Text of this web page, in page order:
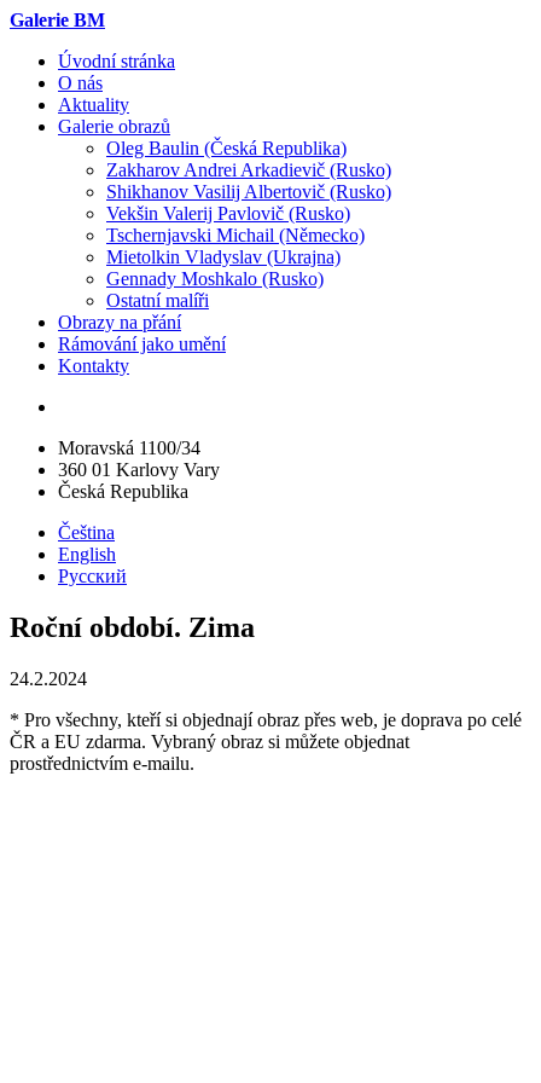
Galerie BM
Úvodní stránka
O nás
Aktuality
Galerie obrazů
Oleg Baulin (Česká Republika)
Zakharov Andrei Arkadievič (Rusko)
Shikhanov Vasilij Albertovič (Rusko)
Vekšin Valerij Pavlovič (Rusko)
Tschernjavski Michail (Německo)
Mietolkin Vladyslav (Ukrajna)
Gennady Moshkalo (Rusko)
Ostatní malíři
Obrazy na přání
Rámování jako umění
Kontakty
Moravská 1100/34
360 01 Karlovy Vary
Česká Republika
Čeština
English
Русский
Roční období. Zima
24.2.2024
* Pro všechny, kteří si objednají obraz přes web, je doprava po celé
ČR a EU zdarma. Vybraný obraz si můžete objednat
prostřednictvím e-mailu.